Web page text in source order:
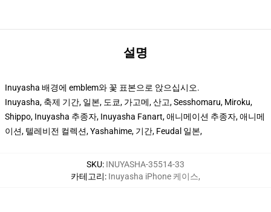
설명
Inuyasha 배경에 emblem와 꽃 표본으로 앉으십시오.
Inuyasha, 축제 기간, 일본, 도쿄, 가고메, 산고, Sesshomaru, Miroku,
Shippo, Inuyasha 추종자, Inuyasha Fanart, 애니메이션 추종자, 애니메
이션, 텔레비전 컬렉션, Yashahime, 기간, Feudal 일본,
SKU: INUYASHA-35514-33
카테고리: Inuyasha iPhone 케이스,